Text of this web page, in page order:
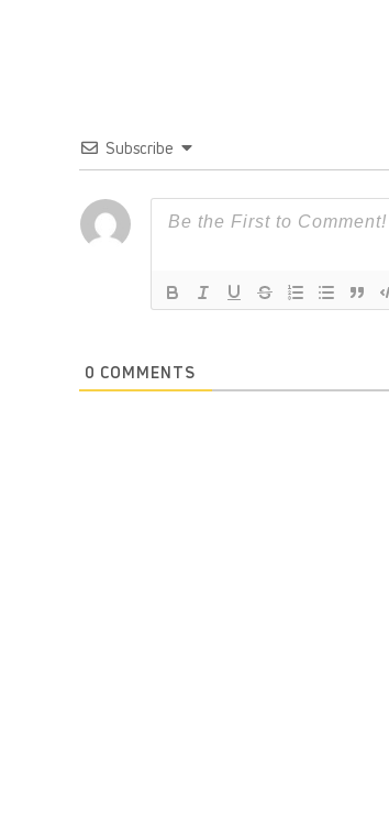
Subscribe
0 COMMENTS